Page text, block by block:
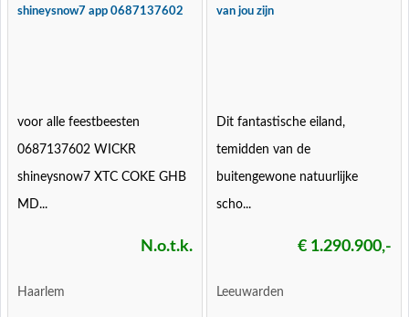
shineysnow7 app 0687137602
voor alle feestbeesten
0687137602 WICKR
shineysnow7 XTC COKE GHB
MD...
N.o.t.k.
Haarlem
van jou zijn
Dit fantastische eiland,
temidden van de
buitengewone natuurlijke
scho...
€ 1.290.900,-
Leeuwarden